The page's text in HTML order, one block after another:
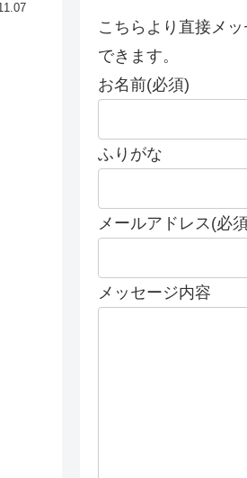
こちらより直接メ
できます。
お名前(必須)
ふりがな
メールアドレス(必
メッセージ内容